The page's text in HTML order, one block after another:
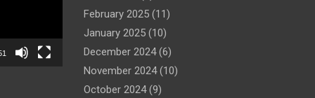
February 2025(11)
January 2025(10)
December 2024(6)
November 2024(10)
October 2024(9)